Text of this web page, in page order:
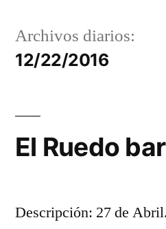
Archivos diarios:
12/22/2016
El Ruedo bar
Descripción: 27 de